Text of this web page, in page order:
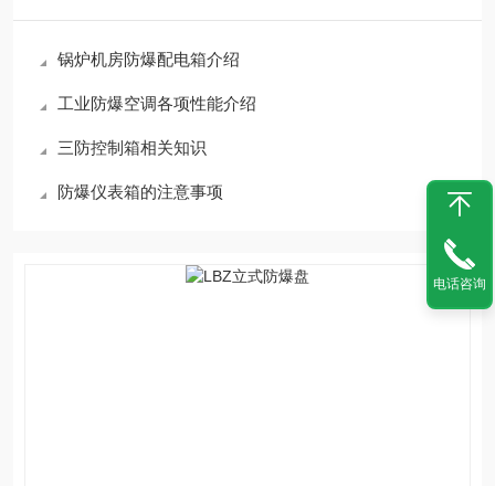
锅炉机房防爆配电箱介绍
工业防爆空调各项性能介绍
三防控制箱相关知识
防爆仪表箱的注意事项
电话咨询